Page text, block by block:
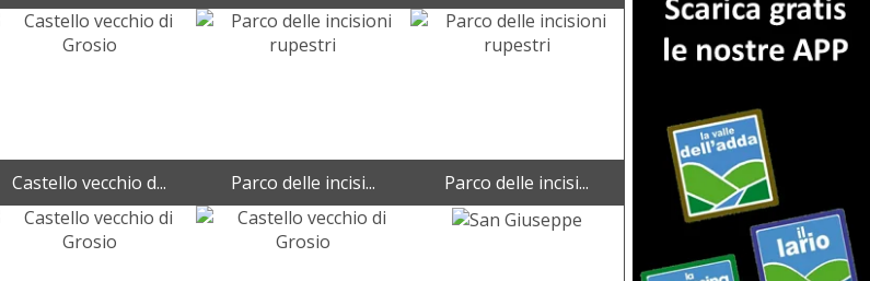
Castello vecchio d... Parco delle incisi... Parco delle incisi...